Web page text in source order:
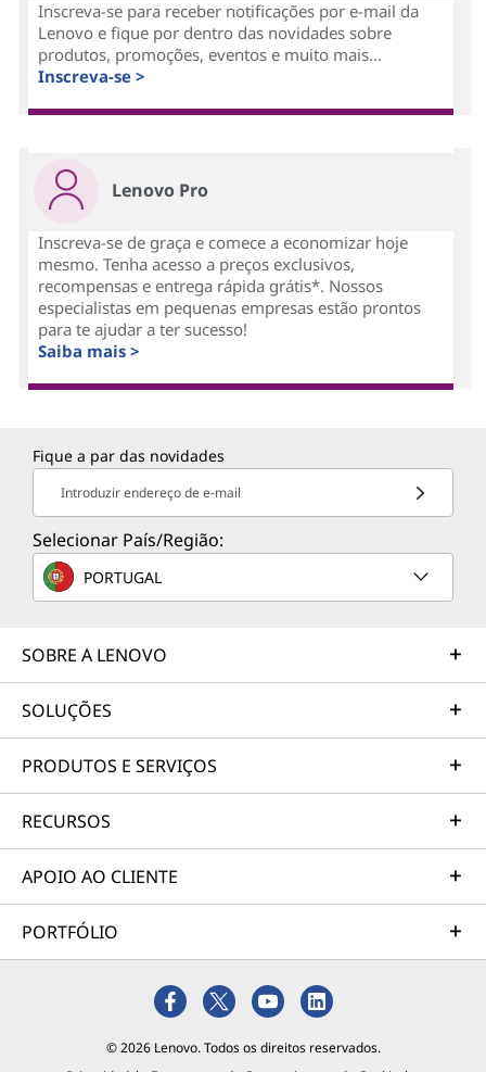
Inscreva-se para receber notificações por e-mail da
Lenovo e fique por dentro das novidades sobre
produtos, promoções, eventos e muito mais...
Inscreva-se >
Lenovo Pro
Inscreva-se de graça e comece a economizar hoje
mesmo. Tenha acesso a preços exclusivos,
recompensas e entrega rápida grátis*. Nossos
especialistas em pequenas empresas estão prontos
para te ajudar a ter sucesso!
Saiba mais >
Fique a par das novidades
Introduzir endereço de e-mail
Selecionar País/Região:
PORTUGAL
SOBRE A LENOVO
SOLUÇÕES
PRODUTOS E SERVIÇOS
RECURSOS
APOIO AO CLIENTE
PORTFÓLIO
© 2026 Lenovo. Todos os direitos reservados.